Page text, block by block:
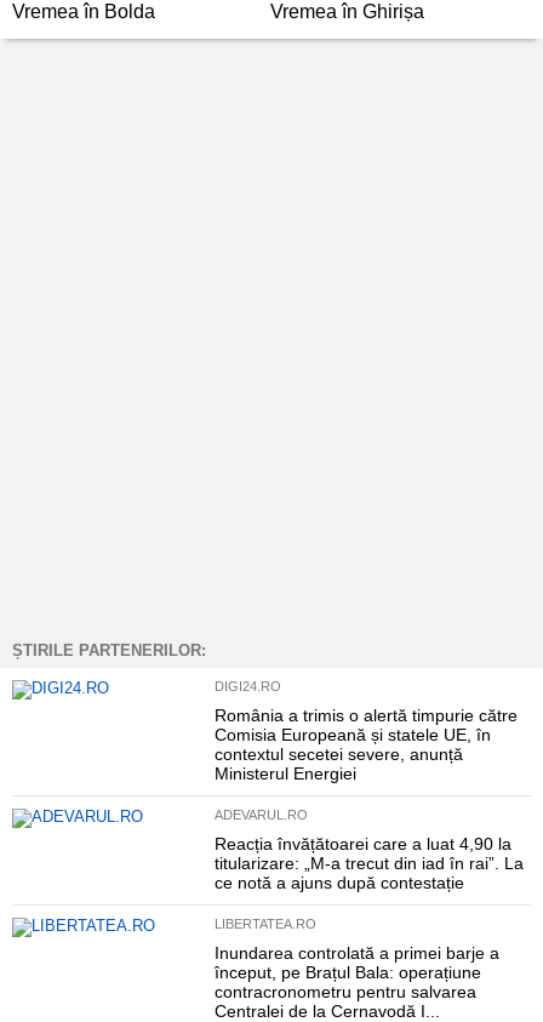
Vremea în Bolda Vremea în Ghirișa
ȘTIRILE PARTENERILOR:
DIGI24.RO
România a trimis o alertă timpurie către
Comisia Europeană și statele UE, în
contextul secetei severe, anunță
Ministerul Energiei
ADEVARUL.RO
Reacția învățătoarei care a luat 4,90 la
titularizare: „M-a trecut din iad în rai”. La
ce notă a ajuns după contestație
LIBERTATEA.RO
Inundarea controlată a primei barje a
început, pe Brațul Bala: operațiune
contracronometru pentru salvarea
Centralei de la Cernavodă I...